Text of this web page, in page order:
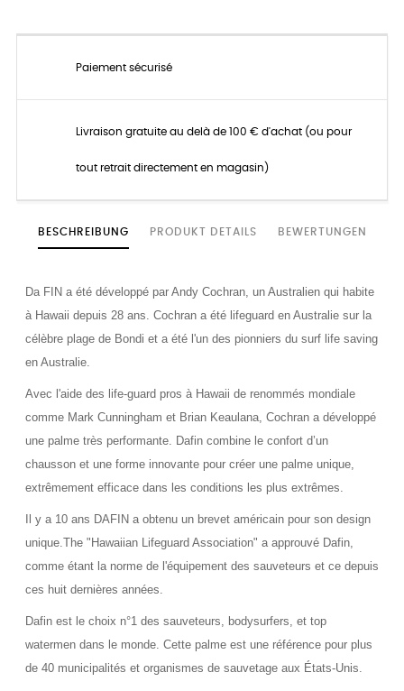
Paiement sécurisé
Livraison gratuite au delà de 100 € d'achat (ou pour
tout retrait directement en magasin)
BESCHREIBUNG PRODUKT DETAILS BEWERTUNGEN
Da FIN a été développé par Andy Cochran, un Australien qui habite
à Hawaii depuis 28 ans. Cochran a été lifeguard en Australie sur la
célèbre plage de Bondi et a été l'un des pionniers du surf life saving
en Australie.
Avec l'aide des life-guard pros à Hawaii de renommés mondiale
comme Mark Cunningham et Brian Keaulana, Cochran a développé
une palme très performante. Dafin combine le confort d’un
chausson et une forme innovante pour créer une palme unique,
extrêmement efficace dans les conditions les plus extrêmes.
Il y a 10 ans DAFIN a obtenu un brevet américain pour son design
unique.The "Hawaiian Lifeguard Association" a approuvé Dafin,
comme étant la norme de l'équipement des sauveteurs et ce depuis
ces huit dernières années.
Dafin est le choix n°1 des sauveteurs, bodysurfers, et top
watermen dans le monde. Cette palme est une référence pour plus
de 40 municipalités et organismes de sauvetage aux États-Unis.